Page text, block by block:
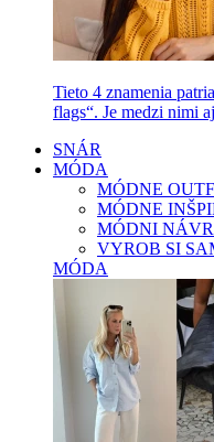
Tieto 4 znamenia
flags“. Je medzi nimi
SNÁR
MÓDA
MÓDNE
MÓDNE
MÓDNI
VYROB SI
MÓDA